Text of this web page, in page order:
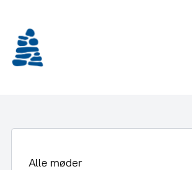
indhold
Alle møder